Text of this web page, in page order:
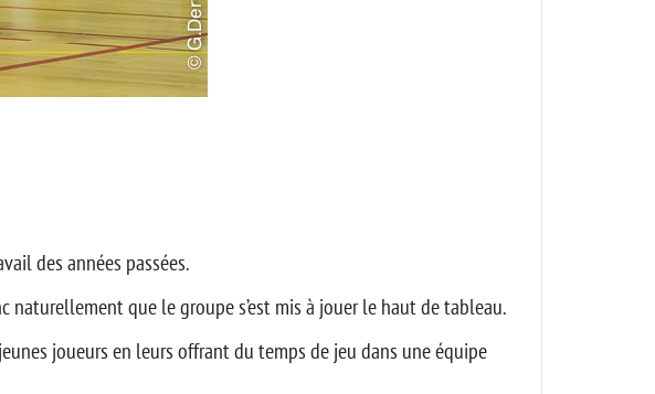
des années passées.
naturellement que le groupe s’est mis à jouer le haut de tableau.
joueurs en leurs offrant du temps de jeu dans une équipe